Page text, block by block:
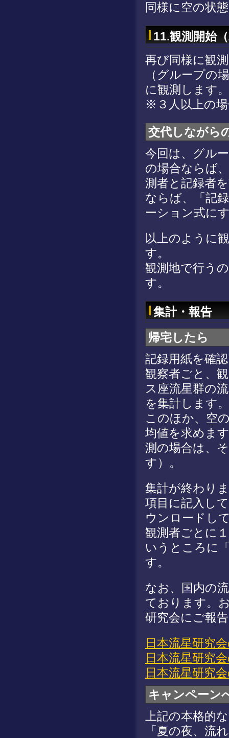
同様に空の状
11.観測開始
再び同様に観
（グループの
に観測します。
※３人以上の
交代しながら
今回は、グル
の場合ならば
測者と記録者
ならば、「記
ーション式に
以上のように
す。
観測地で行う
す。
集計・報告
帰宅したら
記録用紙を確
観察者ごと、
ス座流星群の
を集計します。
このほか、空
均値を求めま
測の場合は、
す）。
集計が終わり
項目に記入し
ウンロードし
観測者ごとに
いうところに
す。
なお、国内の
ております。
研究会にご報
日本流星研究
日本流星研究
日本流星研究
キャンペーン
上記の本格的
「夏の夜、流